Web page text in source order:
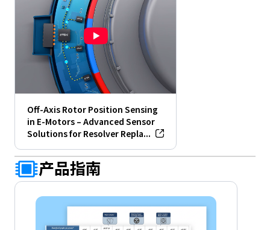
Off-Axis Rotor Position Sensing
in E-Motors – Advanced Sensor
Solutions for Resolver Repla...
产品指南